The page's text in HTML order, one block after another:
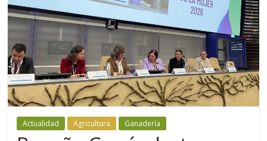
Actualidad Agricultura Ganadería